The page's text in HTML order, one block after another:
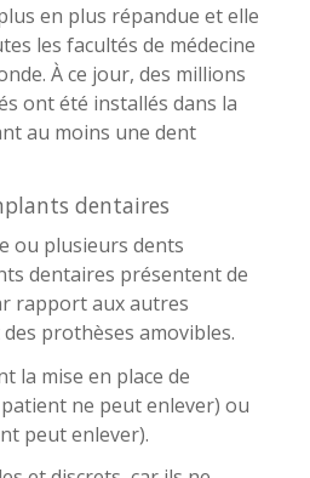
en plus répandue et elle
les facultés de médecine
À ce jour, des millions
ont été installés dans la
au moins une dent
dentaires
ou plusieurs dents
dentaires présentent de
rapport aux autres
prothèses amovibles.
la mise en place de
ne peut enlever) ou
peut enlever).